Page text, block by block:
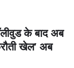
के बाद अब
खेल’ अब